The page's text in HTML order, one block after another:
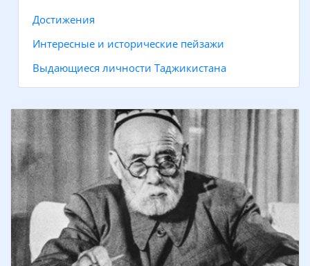
Достижения
Интересные и исторические пейзажи
Выдающиеся личности Таджикистана